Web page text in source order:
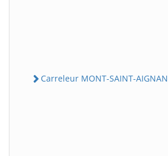
Carreleur MONT-SAINT-AIGNAN